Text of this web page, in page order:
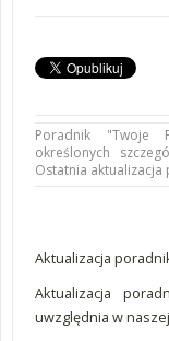
Aktualizacja
Aktualizacja
uwzględnia w
Poradnik "Twoje
określonych
Ostatnia aktualizacja